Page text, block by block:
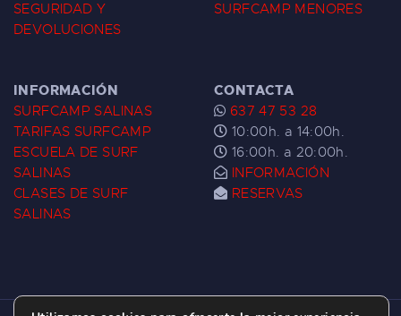
SEGURIDAD Y
DEVOLUCIONES
SURFCAMP MENORES
INFORMACIÓN
SURFCAMP SALINAS
TARIFAS SURFCAMP
ESCUELA DE SURF
SALINAS
CLASES DE SURF
SALINAS
CONTACTA
637 47 53 28
10:00h. a 14:00h.
16:00h. a 20:00h.
INFORMACIÓN
RESERVAS